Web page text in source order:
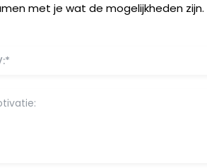
met je wat de mogelijkheden zijn.